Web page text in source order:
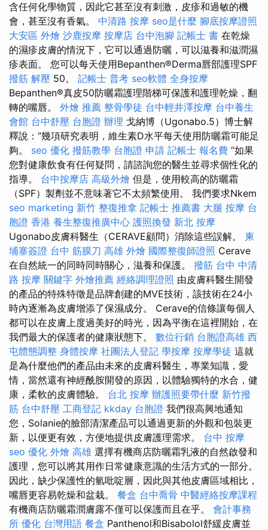
含任何化學物質，因此它甚至沒有刺激，皮疹和過敏的機
會，甚至沒有香氣。 中清路 按摩 seo是什麼 腳底按摩證照
大安區 外燴 沙鹿按摩 按摩店 台中泡腳 記帳士 書 在乾燥
的濕疹皮膚的情況下，它可以通過防曬，可以滋養和滋潤濕
疹表面。 您可以每天使用Bepanthen®Derma唇部護理SPF
撥筋 解壓 50。 記帳士 普考 seo軟體 全身按摩
Bepanthen®真皮50防曬霜護理階梯可保護和護理乾燥，翻
轉的嘴唇。 外燴 推薦 整骨學徒 台中輕井澤按摩 台中養生
會館 台中舒壓 台胞證 辦理 戈納博（Ugonabo.5）博士解
釋說：“幾項研究表明，維生素D水平每天使用防曬霜可能足
夠。 seo 優化 撥筋教學 台胞證 申請 記帳士 報名費 ”如果
您對健康飲食有任何疑問，請諮詢您的醫生並尋求個性化的
指導。 台中按摩店 高級外燴 但是，使用較高的防曬霜
（SPF）製劑並不意味著它不太頻繁使用。 我們要求Nkem
seo marketing 新竹 整復推拿 記帳士 推薦書 大腿 按摩 台
胞證 香港 養生整復推廣中心 護照換發 新北 按摩
Ugonabo皮膚科醫生（CERAVE顧問）消除這些誤解。 柬
埔寨簽證 台中 筋膜刀 高雄 外燴 國際整復師證照 Cerave
在自然統一的同時同時關心，滋養和保護。 撥筋 台中 中清
路 按摩 關鍵字 外燴推薦 經絡調理證照 由皮膚科醫生開發
的產品的特殊特徵是品牌創建的MVE技術，該技術在24小
時內逐漸為皮膚增添了保濕成分。 Cerave的信條讓每個人
都可以在皮膚上度過美好的時光，因為平衡在這裡開始，在
我們最大的保護者的健康狀態下。 數位行銷 台胞證高雄 西
屯體態調整 身體按摩 社團法人登記 學按摩 按摩學徒 這就
是為什麼他們的產品由未來的皮膚科醫生，專業知識，愛
情，當然還有神經酰胺開發的原因，以體驗獨特的水合，健
康，柔軟的皮膚體驗。 台北 按摩 辦護照要帶什麼 新竹撥
筋 台中舒壓 工商登記 kkday 台胞證 我們很高興地通知
您，Solanie的臉部清潔產品可以通過更新的外觀和包裝更
新，以便更有效，方便地提供皮膚護理需求。 台中 按摩
seo 優化 外燴 高雄 選擇有機商店防曬霜乳液的自然啟發和
護理，您可以將其用作日常健康意識的生活方式的一部分。
因此，缺少保護性的氫吡啶層，因此與其他皮膚區域相比，
嘴唇更容易乾燥和盆栽。 餐盒 台中喬骨 中醫經絡按摩課程
有機商店防曬霜潤膚露不僅可以保護而且在乎。 會計事務
所 優化 台灣用語 餐盒 Panthenol和Bisabolol舒緩皮膚並